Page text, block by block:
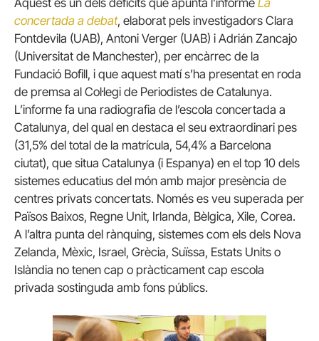
Aquest és un dels dèficits que apunta l’informe La
concertada a debat, elaborat pels investigadors Clara
Fontdevila (UAB), Antoni Verger (UAB) i Adrián Zancajo
(Universitat de Manchester), per encàrrec de la
Fundació Bofill, i que aquest matí s’ha presentat en roda
de premsa al Col·legi de Periodistes de Catalunya.
L’informe fa una radiografia de l’escola concertada a
Catalunya, del qual en destaca el seu extraordinari pes
(31,5% del total de la matrícula, 54,4% a Barcelona
ciutat), que situa Catalunya (i Espanya) en el top 10 dels
sistemes educatius del món amb major presència de
centres privats concertats. Només es veu superada per
Països Baixos, Regne Unit, Irlanda, Bèlgica, Xile, Corea.
A l’altra punta del rànquing, sistemes com els dels Nova
Zelanda, Mèxic, Israel, Grècia, Suïssa, Estats Units o
Islàndia no tenen cap o pràcticament cap escola
privada sostinguda amb fons públics.